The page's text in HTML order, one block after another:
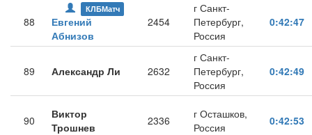
88
КЛБМатч
Евгений
Абнизов
2454
г Санкт-
Петербург,
Россия
0:42:47
89 Александр Ли 2632
г Санкт-
Петербург,
Россия
0:42:49
90
Виктор
Трошнев
2336
г Осташков,
Россия
0:42:53